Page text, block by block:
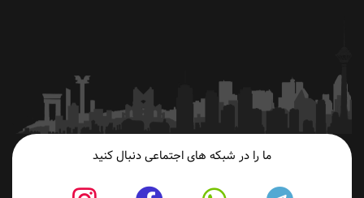
ما را در شبکه های اجتماعی دنبال کنید